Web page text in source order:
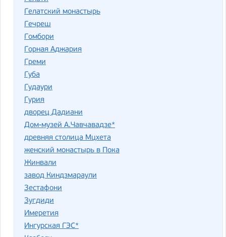
Гелатский монастырь
Гечреш
Гомбори
Горная Аджария
Греми
Губа
Гудаури
Гурия
дворец Дадиани
Дом-музей А.Чавчавадзе*
древняя столица Мцхета
женский монастырь в Пока
Жинвали
завод Киндзмараули
Зестафони
Зугдиди
Имеретия
Ингурская ГЭС*